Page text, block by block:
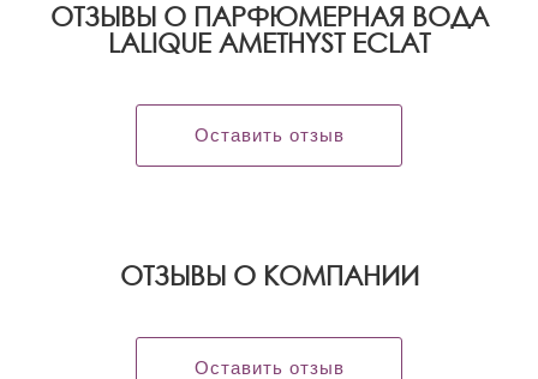
ОТЗЫВЫ О ПАРФЮМЕРНАЯ ВОДА
LALIQUE AMETHYST ECLAT
Оставить отзыв
OТЗЫВЫ О КОМПАНИИ
Оставить отзыв